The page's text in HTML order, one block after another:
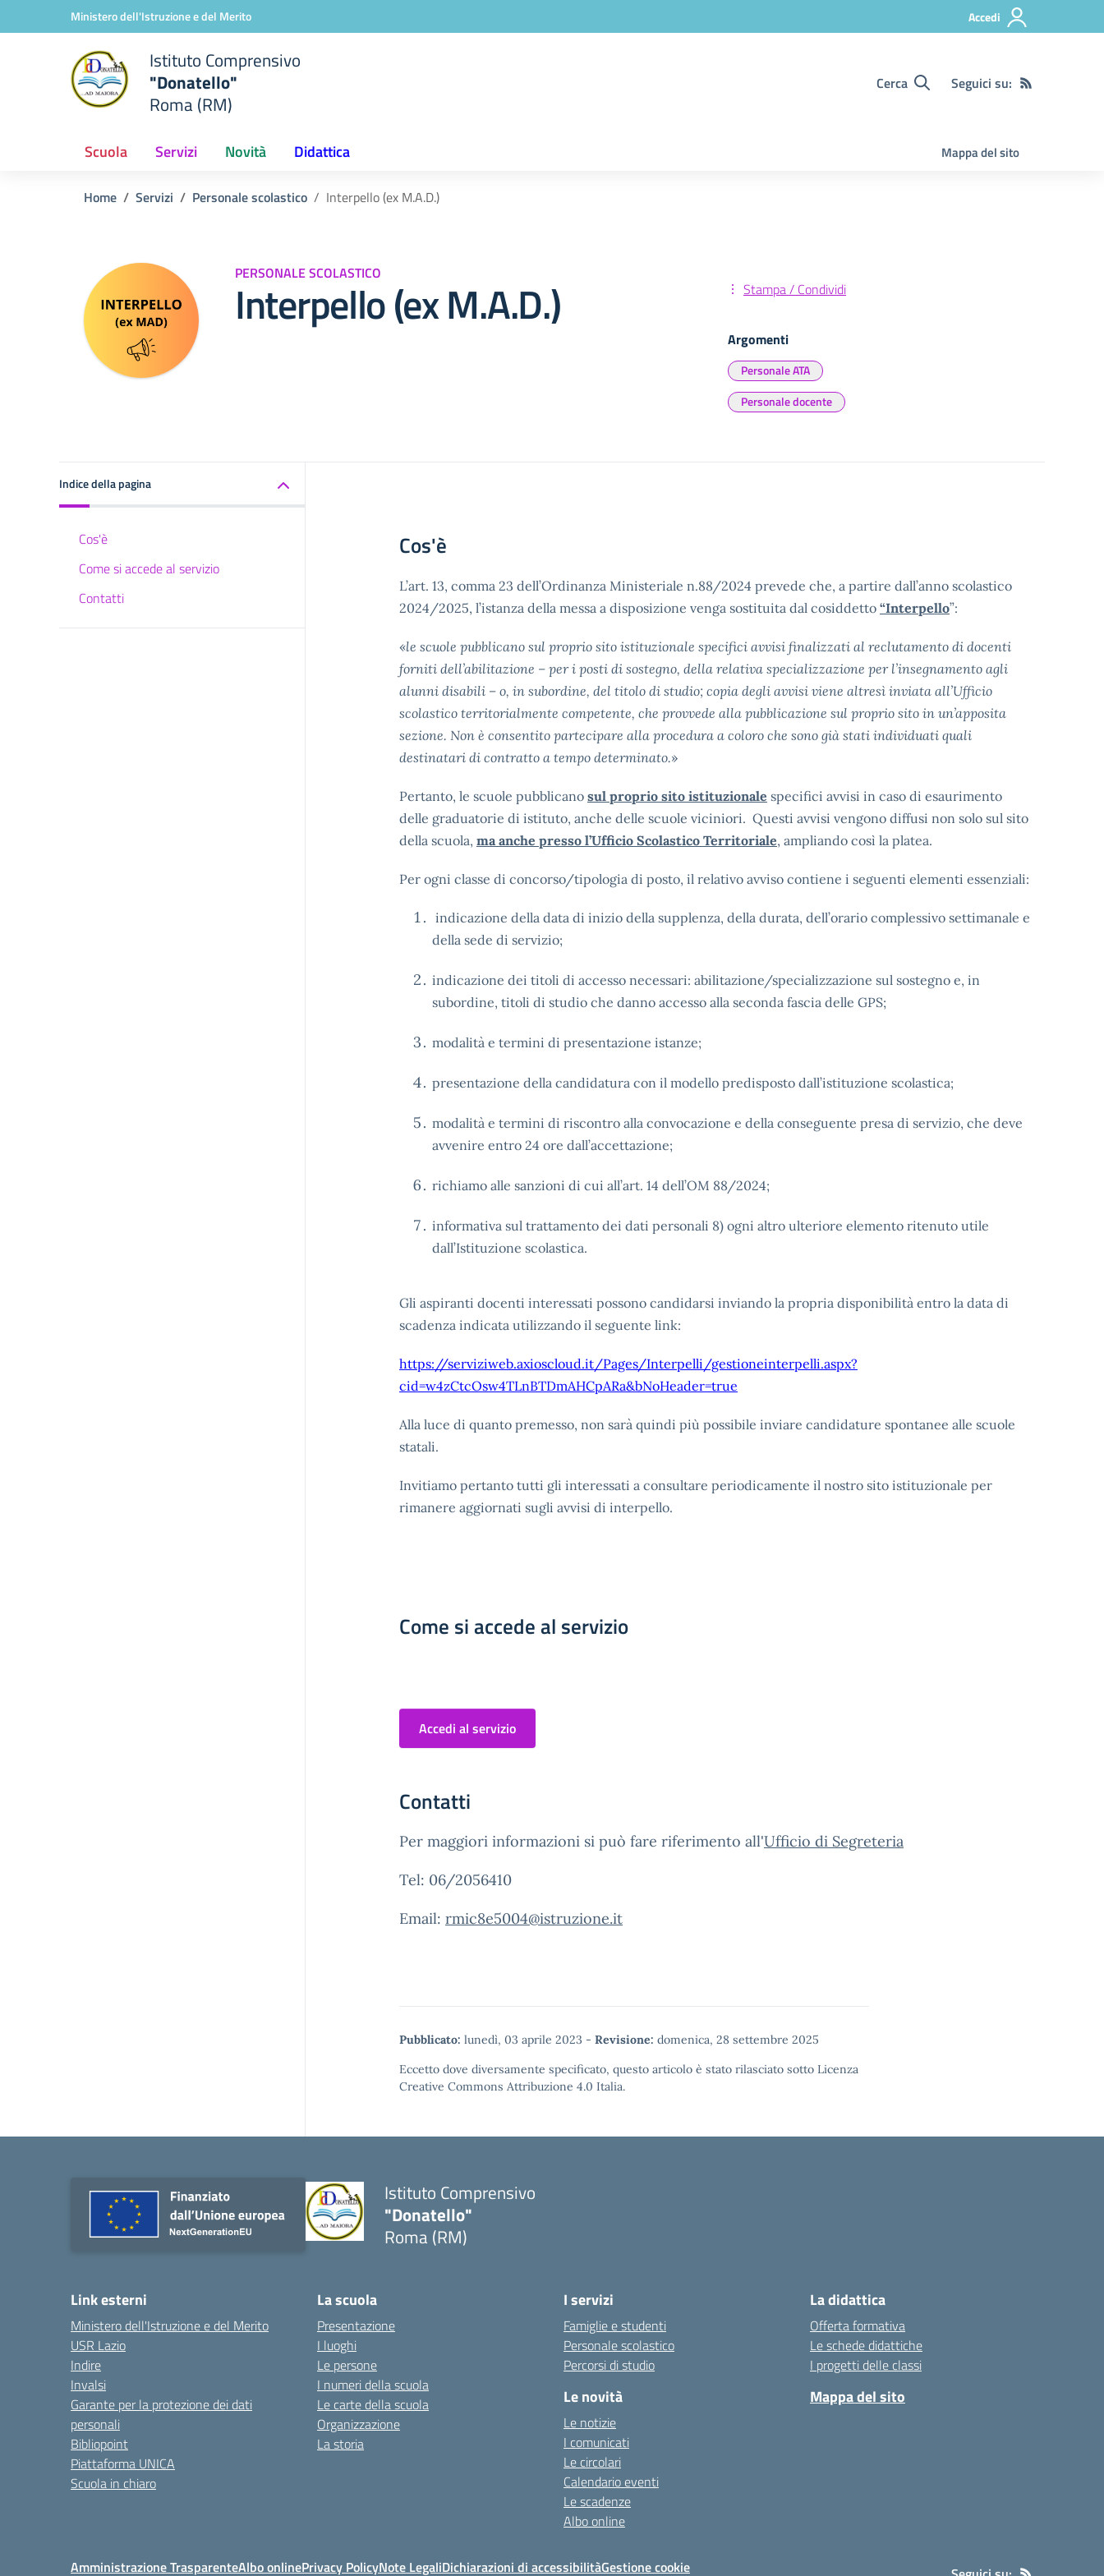
Vai ai contenuti
Vai al menu di navigazioneMinistero dell'Istruzione e del Merito Accedi
Istituto Comprensivo
"Donatello"
Roma (RM)
Cerca Seguici su:
Scuola Servizi Novità Didattica Mappa del sito
Home Servizi Personale scolastico Interpello (ex M.A.D.)
PERSONALE SCOLASTICO
Interpello (ex M.A.D.) Stampa / Condividi
Argomenti
Personale ATA
Personale docente
Indice della pagina
Cos'è
Come si accede al servizio
Contatti
Cos'è
L’art. 13, comma 23 dell’Ordinanza Ministeriale n.88/2024 prevede che, a partire dall’anno scolastico
2024/2025, l’istanza della messa a disposizione venga sostituita dal cosiddetto “Interpello”:
«le scuole pubblicano sul proprio sito istituzionale specifici avvisi finalizzati al reclutamento di docenti
forniti dell’abilitazione – per i posti di sostegno, della relativa specializzazione per l’insegnamento agli
alunni disabili – o, in subordine, del titolo di studio; copia degli avvisi viene altresì inviata all’Ufficio
scolastico territorialmente competente, che provvede alla pubblicazione sul proprio sito in un’apposita
sezione. Non è consentito partecipare alla procedura a coloro che sono già stati individuati quali
destinatari di contratto a tempo determinato.»
Pertanto, le scuole pubblicano sul proprio sito istituzionale specifici avvisi in caso di esaurimento
delle graduatorie di istituto, anche delle scuole viciniori. Questi avvisi vengono diffusi non solo sul sito
della scuola, ma anche presso l’Ufficio Scolastico Territoriale, ampliando così la platea.
Per ogni classe di concorso/tipologia di posto, il relativo avviso contiene i seguenti elementi essenziali:
indicazione della data di inizio della supplenza, della durata, dell’orario complessivo settimanale e
della sede di servizio;
indicazione dei titoli di accesso necessari: abilitazione/specializzazione sul sostegno e, in
subordine, titoli di studio che danno accesso alla seconda fascia delle GPS;
modalità e termini di presentazione istanze;
presentazione della candidatura con il modello predisposto dall’istituzione scolastica;
modalità e termini di riscontro alla convocazione e della conseguente presa di servizio, che deve
avvenire entro 24 ore dall’accettazione;
richiamo alle sanzioni di cui all’art. 14 dell’OM 88/2024;
informativa sul trattamento dei dati personali 8) ogni altro ulteriore elemento ritenuto utile
dall’Istituzione scolastica.
Gli aspiranti docenti interessati possono candidarsi inviando la propria disponibilità entro la data di
scadenza indicata utilizzando il seguente link:
https://serviziweb.axioscloud.it/Pages/Interpelli/gestioneinterpelli.aspx?
cid=w4zCtcOsw4TLnBTDmAHCpARa&bNoHeader=true
Alla luce di quanto premesso, non sarà quindi più possibile inviare candidature spontanee alle scuole
statali.
Invitiamo pertanto tutti gli interessati a consultare periodicamente il nostro sito istituzionale per
rimanere aggiornati sugli avvisi di interpello.
Come si accede al servizio
Accedi al servizio
Contatti
Per maggiori informazioni si può fare riferimento all'Ufficio di Segreteria
Tel: 06/2056410
Email: rmic8e5004@istruzione.it
Pubblicato: lunedì, 03 aprile 2023 - Revisione: domenica, 28 settembre 2025
Eccetto dove diversamente specificato, questo articolo è stato rilasciato sotto Licenza
Creative Commons Attribuzione 4.0 Italia.
Istituto Comprensivo
"Donatello"
Roma (RM)
Link esterni
Ministero dell'Istruzione e del Merito
USR Lazio
Indire
Invalsi
Garante per la protezione dei dati
personali
Bibliopoint
Piattaforma UNICA
Scuola in chiaro
La scuola
Presentazione
I luoghi
Le persone
I numeri della scuola
Le carte della scuola
Organizzazione
La storia
I servizi
Famiglie e studenti
Personale scolastico
Percorsi di studio
Le novità
Le notizie
I comunicati
Le circolari
Calendario eventi
Le scadenze
Albo online
La didattica
Offerta formativa
Le schede didattiche
I progetti delle classi
Mappa del sito
Amministrazione TrasparenteAlbo onlinePrivacy PolicyNote LegaliDichiarazioni di accessibilitàGestione cookie